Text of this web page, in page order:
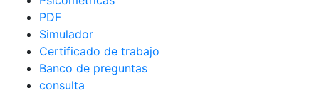
PDF
Simulador
Certificado de trabajo
Banco de preguntas
consulta